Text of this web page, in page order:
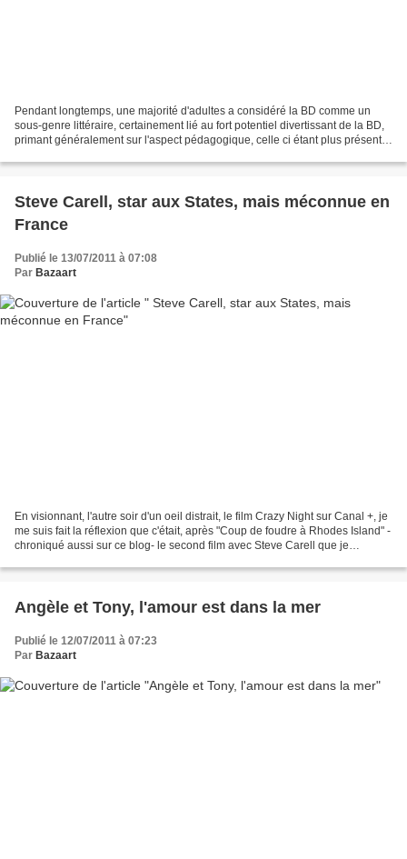
Pendant longtemps, une majorité d'adultes a considéré la BD comme un
sous-genre littéraire, certainement lié au fort potentiel divertissant de la BD,
primant généralement sur l'aspect pédagogique, celle ci étant plus présente
Steve Carell, star aux States, mais méconnue en
France
Publié le 13/07/2011 à 07:08
Par Bazaart
En visionnant, l'autre soir d'un oeil distrait, le film Crazy Night sur Canal +, je
me suis fait la réflexion que c'était, après "Coup de foudre à Rhodes Island" -
chroniqué aussi sur ce blog- le second film avec Steve Carell que je
Angèle et Tony, l'amour est dans la mer
Publié le 12/07/2011 à 07:23
Par Bazaart